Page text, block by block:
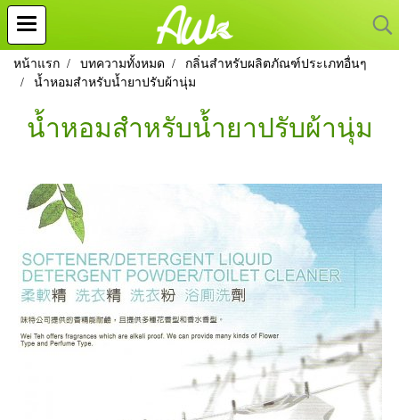
หน้าแรก บทความทั้งหมด
กลิ่นสำหรับผลิตภัณฑ์ประเภทอื่นๆ
น้ำหอมสำหรับน้ำยาปรับผ้านุ่ม
น้ำหอมสำหรับน้ำยาปรับผ้านุ่ม